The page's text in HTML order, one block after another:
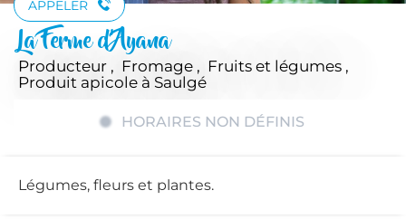
APPELER
La Ferme d'Ayana
Producteur , Fromage , Fruits et légumes ,
Produit apicole à Saulgé
HORAIRES NON DÉFINIS
Légumes, fleurs et plantes.